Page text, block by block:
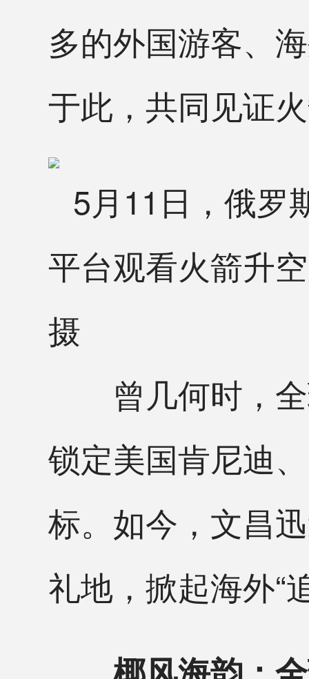
多的外国游客、
于此，共同见证
5月11日，俄罗
平台观看火箭升
摄
曾几何时，全
锁定美国肯尼迪
标。如今，文昌
礼地，掀起海外“